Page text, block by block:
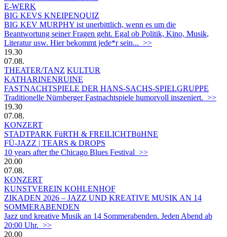
E-WERK
BIG KEVS KNEIPENQUIZ
BIG KEV MURPHY ist unerbittlich, wenn es um die
Beantwortung seiner Fragen geht. Egal ob Politik, Kino, Musik,
Literatur usw. Hier bekommt jede*r sein... >>
19.30
07.08.
THEATER/TANZ KULTUR
KATHARINENRUINE
FASTNACHTSPIELE DER HANS-SACHS-SPIELGRUPPE
Traditionelle Nürnberger Fastnachtspiele humorvoll inszeniert. >>
19.30
07.08.
KONZERT
STADTPARK FüRTH & FREILICHTBüHNE
FÜ-JAZZ | TEARS & DROPS
10 years after the Chicago Blues Festival >>
20.00
07.08.
KONZERT
KUNSTVEREIN KOHLENHOF
ZIKADEN 2026 – JAZZ UND KREATIVE MUSIK AN 14
SOMMERABENDEN
Jazz und kreative Musik an 14 Sommerabenden. Jeden Abend ab
20:00 Uhr. >>
20.00